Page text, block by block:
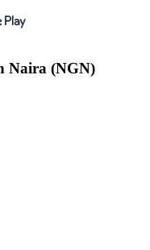
Naira (NGN)